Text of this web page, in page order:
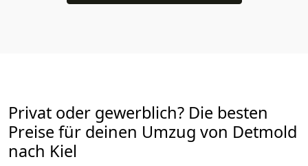
Privat oder gewerblich? Die besten
Preise für deinen Umzug von Detmold
nach Kiel